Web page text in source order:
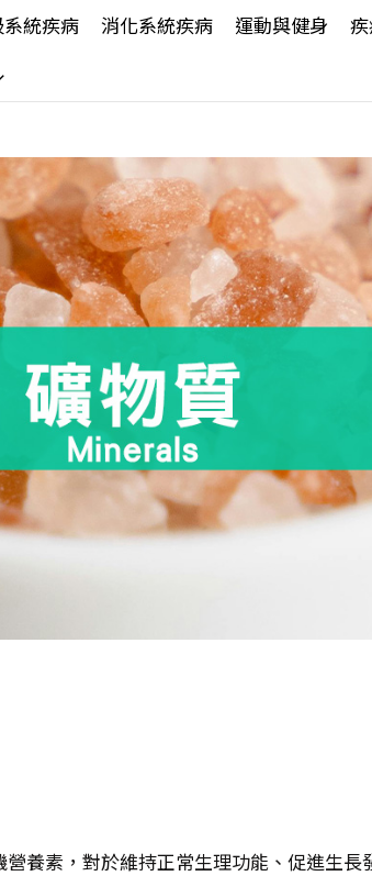
統疾病 消化系統疾病 運動與健身
營養素，對於維持正常生理功能、促進生長